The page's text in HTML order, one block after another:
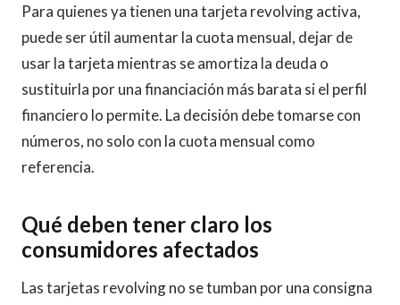
Para quienes ya tienen una tarjeta revolving activa,
puede ser útil aumentar la cuota mensual, dejar de
usar la tarjeta mientras se amortiza la deuda o
sustituirla por una financiación más barata si el perfil
financiero lo permite. La decisión debe tomarse con
números, no solo con la cuota mensual como
referencia.
Qué deben tener claro los
consumidores afectados
Las tarjetas revolving no se tumban por una consigna